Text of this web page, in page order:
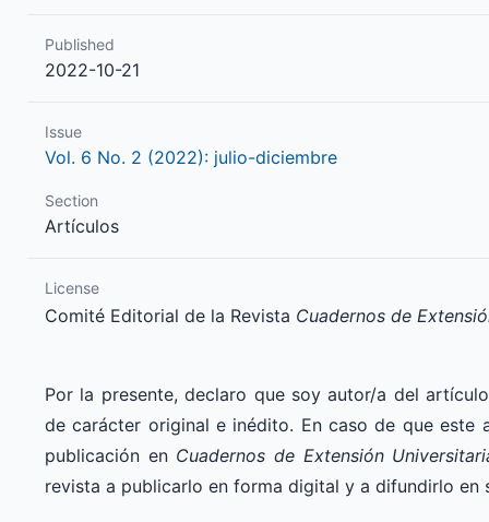
Published
2022-10-21
Issue
Vol. 6 No. 2 (2022): julio-diciembre
Section
Artículos
License
Comité Editorial de la Revista Cuadernos de
Por la presente, declaro que soy autor/a del
de carácter original e inédito. En caso de que este
publicación en Cuadernos de Extensión
revista a publicarlo en forma digital y a difundirlo en